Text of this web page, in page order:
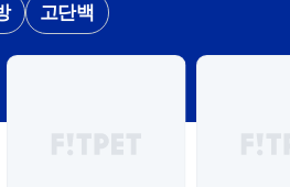
고단백